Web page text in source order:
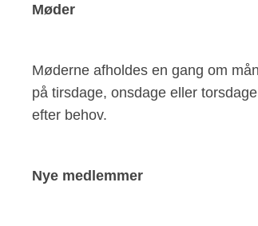
Møder
Møderne afholdes en gang om
på tirsdage, onsdage eller
efter behov.
Nye medlemmer